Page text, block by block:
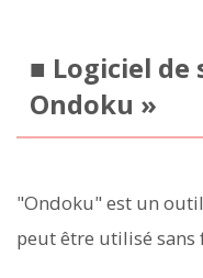
■ Logiciel de
Ondoku »
"Ondoku" est un
peut être utilisé